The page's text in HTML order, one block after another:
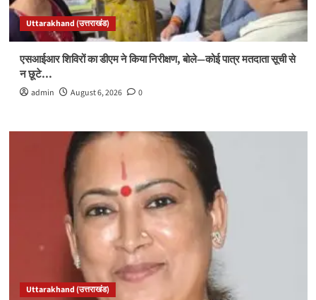
Uttarakhand (उत्तराखंड)
एसआईआर शिविरों का डीएम ने किया निरीक्षण, बोले—कोई पात्र मतदाता सूची से
न छूटे…
admin August 6, 2026 0
Uttarakhand (उत्तराखंड)